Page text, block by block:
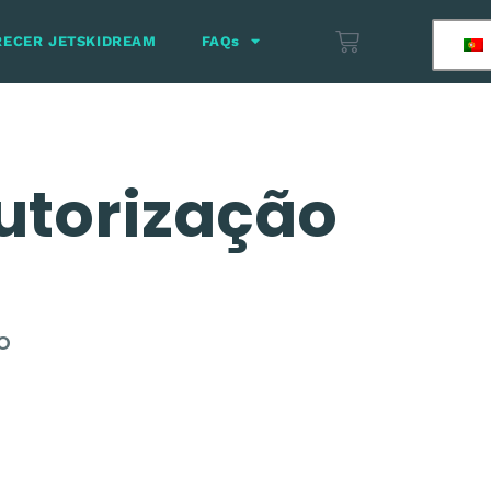
JETSKIDREAM FAQs